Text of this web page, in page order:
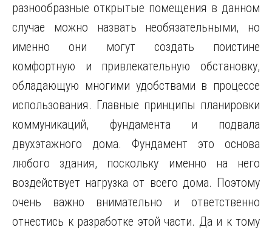
разнообразные открытые помещения в данном
случае можно назвать необязательными, но
именно они могут создать поистине
комфортную и привлекательную обстановку,
обладающую многими удобствами в процессе
использования. Главные принципы планировки
коммуникаций, фундамента и подвала
двухэтажного дома. Фундамент это основа
любого здания, поскольку именно на него
воздействует нагрузка от всего дома. Поэтому
очень важно внимательно и ответственно
отнестись к разработке этой части. Да и к тому